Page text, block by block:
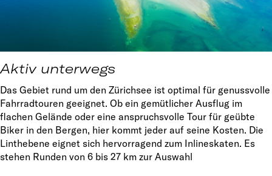
Aktiv unterwegs
Das Gebiet rund um den Zürichsee ist optimal für genussvolle
Fahrradtouren geeignet. Ob ein gemütlicher Ausflug im
flachen Gelände oder eine anspruchsvolle Tour für geübte
Biker in den Bergen, hier kommt jeder auf seine Kosten. Die
Linthebene eignet sich hervorragend zum Inlineskaten. Es
stehen Runden von 6 bis 27 km zur Auswahl